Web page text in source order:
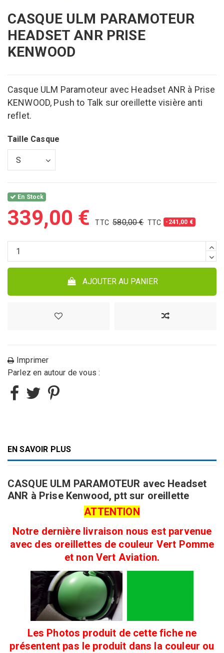
CASQUE ULM PARAMOTEUR
HEADSET ANR PRISE
KENWOOD
Casque ULM Paramoteur avec Headset ANR à Prise
KENWOOD, Push to Talk sur oreillette visière anti
reflet.
Taille Casque
En Stock
339,00 € 580,00 € -241,00 €
AJOUTER AU PANIER
Imprimer
Parlez en autour de vous :
EN SAVOIR PLUS
CASQUE ULM PARAMOTEUR avec Headset
ANR à Prise Kenwood, ptt sur oreillette
ATTENTION
Notre dernière livraison nous est parvenue
avec des oreillettes de couleur Vert Pomme
et non Vert Aviation.
Les Photos produit de cette fiche ne
présentent pas le produit dans la couleur ou